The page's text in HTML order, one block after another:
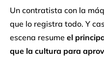
Un contratista con la
que lo registra todo. Y
escena resume el
que la cultura para